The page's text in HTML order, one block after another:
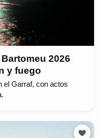
2026
y fuego
el Garraf, con actos